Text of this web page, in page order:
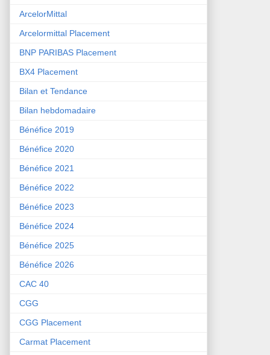
ArcelorMittal
Arcelormittal Placement
BNP PARIBAS Placement
BX4 Placement
Bilan et Tendance
Bilan hebdomadaire
Bénéfice 2019
Bénéfice 2020
Bénéfice 2021
Bénéfice 2022
Bénéfice 2023
Bénéfice 2024
Bénéfice 2025
Bénéfice 2026
CAC 40
CGG
CGG Placement
Carmat Placement